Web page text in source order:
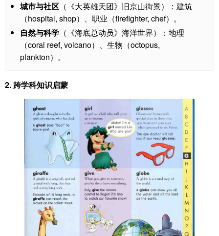
城市与社区 （《大英雄天团》旧京山街景）：建筑
（hospital, shop）、职业（firefighter, chef）。
自然与科学 （《海底总动员》海洋世界）：地理
（coral reef, volcano）、生物（octopus,
plankton）。
2. 跨学科知识启蒙